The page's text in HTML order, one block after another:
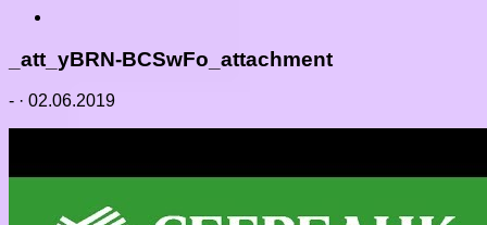
_att_yBRN-BCSwFo_attachment
- · 02.06.2019